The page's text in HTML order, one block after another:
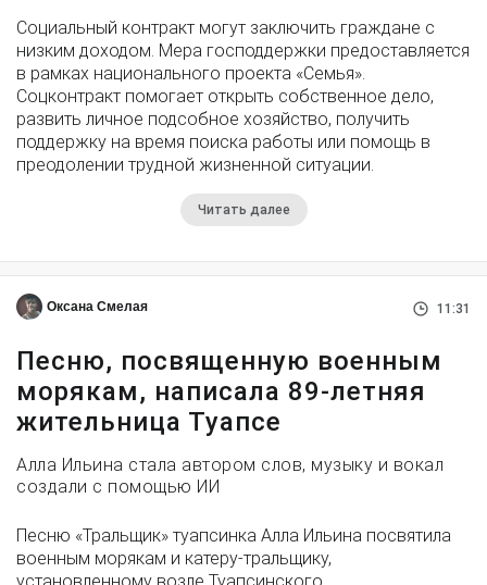
Социальный контракт могут заключить граждане с
низким доходом. Мера господдержки предоставляется
в рамках национального проекта «Семья».
Соцконтракт помогает открыть собственное дело,
развить личное подсобное хозяйство, получить
поддержку на время поиска работы или помощь в
преодолении трудной жизненной ситуации.
Читать далее
Оксана Смелая 11:31
Песню, посвященную военным
морякам, написала 89-летняя
жительница Туапсе
Алла Ильина стала автором слов, музыку и вокал
создали с помощью ИИ
Песню «Тральщик» туапсинка Алла Ильина посвятила
военным морякам и катеру-тральщику,